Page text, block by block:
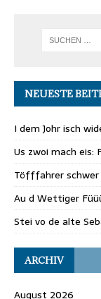
NEUESTE
I dem Johr isch
Us zwoi mach eis:
Töfffahrer
Au d Wettiger
Stei vo de alte
ARCHIV
August 2026